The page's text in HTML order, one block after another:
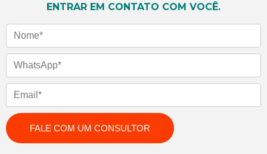
ENTRAR EM CONTATO COM VOCÊ.
Nome
WhatsApp
Email
FALE COM UM CONSULTOR